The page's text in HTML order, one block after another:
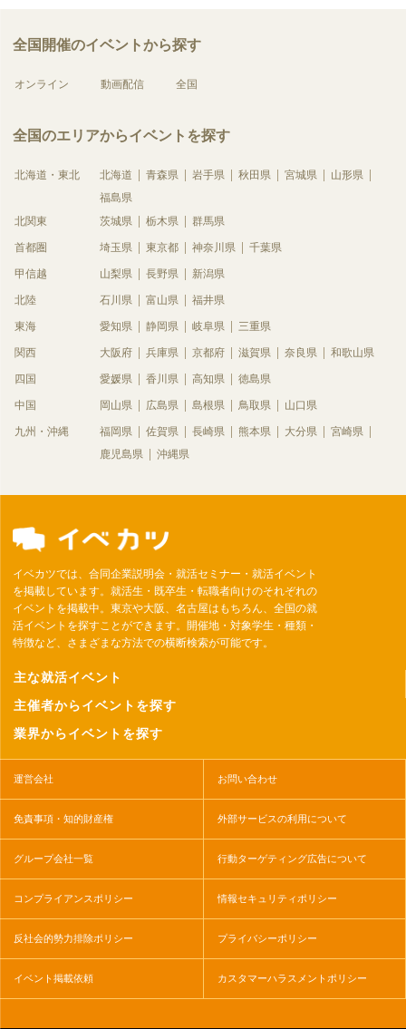
全国開催のイベントから探す
オンライン 動画配信 全国
全国のエリアからイベントを探す
北海道・東北 北海道 青森県 岩手県 秋田県 宮城県
山形県
福島県
北関東
茨城県 栃木県 群馬県
首都圏 埼玉県 東京都 神奈川県 千葉県
甲信越 山梨県 長野県 新潟県
北陸 石川県 富山県 福井県
東海 愛知県 静岡県 岐阜県 三重県
関西 大阪府 兵庫県 京都府 滋賀県 奈良県 和歌山県
四国 愛媛県 香川県 高知県 徳島県
中国 岡山県 広島県 島根県 鳥取県 山口県
九州・沖縄 福岡県 佐賀県 長崎県 熊本県 大分県
宮崎県
鹿児島県
沖縄県
イベカツでは、合同企業説明会・就活セミナー・就活イベント
を掲載しています。就活生・既卒生・転職者向けのそれぞれの
イベントを掲載中。東京や大阪、名古屋はもちろん、全国の就
活イベントを探すことができます。開催地・対象学生・種類・
特徴など、さまざまな方法での横断検索が可能です。
主な就活イベント
主催者からイベントを探す
業界からイベントを探す
運営会社 お問い合わせ
免責事項・知的財産権 外部サービスの利用について
グループ会社一覧 行動ターゲティング広告について
コンプライアンスポリシー 情報セキュリティポリシー
反社会的勢力排除ポリシー プライバシーポリシー
イベント掲載依頼 カスタマーハラスメントポリシー